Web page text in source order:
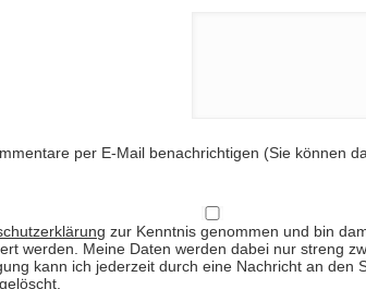
per E-Mail benachrichtigen (Sie können
zur Kenntnis genommen und bin
werden. Meine Daten werden dabei nur streng
kann ich jederzeit durch eine Nachricht an